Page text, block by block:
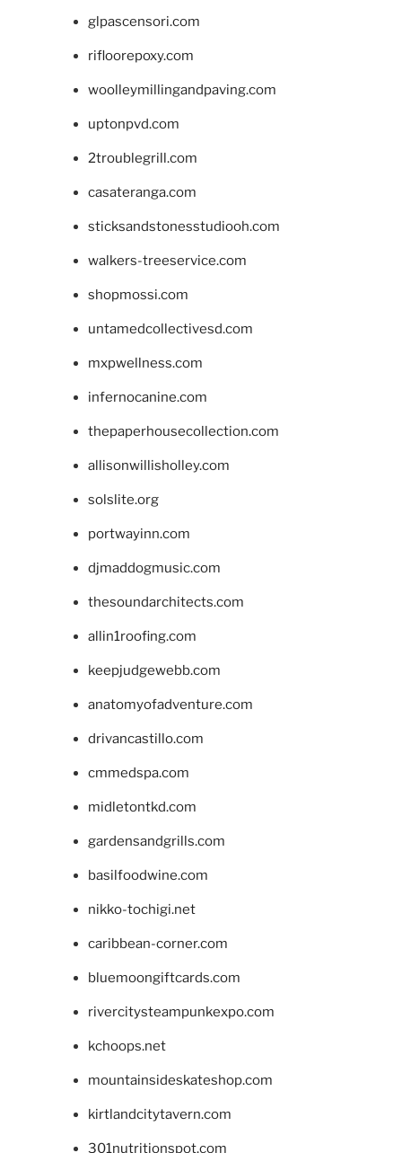
glpascensori.com
rifloorepoxy.com
woolleymillingandpaving.com
uptonpvd.com
2troublegrill.com
casateranga.com
sticksandstonesstudiooh.com
walkers-treeservice.com
shopmossi.com
untamedcollectivesd.com
mxpwellness.com
infernocanine.com
thepaperhousecollection.com
allisonwillisholley.com
solslite.org
portwayinn.com
djmaddogmusic.com
thesoundarchitects.com
allin1roofing.com
keepjudgewebb.com
anatomyofadventure.com
drivancastillo.com
cmmedspa.com
midletontkd.com
gardensandgrills.com
basilfoodwine.com
nikko-tochigi.net
caribbean-corner.com
bluemoongiftcards.com
rivercitysteampunkexpo.com
kchoops.net
mountainsideskateshop.com
kirtlandcitytavern.com
301nutritionspot.com